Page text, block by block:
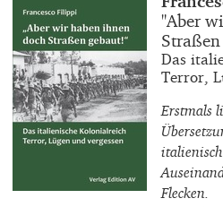
Buchtitel
"Aber
Das
Terror,
Erstmals
Flecken.